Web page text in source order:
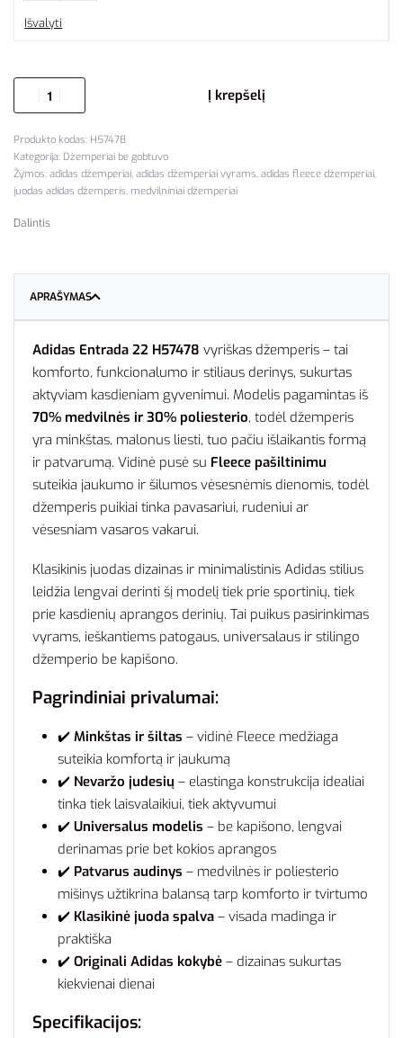
Išvalyti
Į krepšelį
H57478
Kategorija: Džemperiai be gobtuvo
Žymos: adidas džemperiai, adidas džemperiai vyrams, adidas fleece džemperiai,
juodas adidas džemperis, medvilniniai džemperiai
Dalintis
APRAŠYMAS
Adidas Entrada 22 H57478 vyriškas džemperis – tai
komforto, funkcionalumo ir stiliaus derinys, sukurtas
aktyviam kasdieniam gyvenimui. Modelis pagamintas iš
70% medvilnės ir 30% poliesterio, todėl džemperis
yra minkštas, malonus liesti, tuo pačiu išlaikantis formą
ir patvarumą. Vidinė pusė su Fleece pašiltinimu
suteikia jaukumo ir šilumos vėsesnėmis dienomis, todėl
džemperis puikiai tinka pavasariui, rudeniui ar
vėsesniam vasaros vakarui.
Klasikinis juodas dizainas ir minimalistinis Adidas stilius
leidžia lengvai derinti šį modelį tiek prie sportinių, tiek
prie kasdienių aprangos derinių. Tai puikus pasirinkimas
vyrams, ieškantiems patogaus, universalaus ir stilingo
džemperio be kapišono.
Pagrindiniai privalumai:
✔️Minkštas ir šiltas – vidinė Fleece medžiaga
suteikia komfortą ir jaukumą
✔️ Nevaržo judesių – elastinga konstrukcija idealiai
tinka tiek laisvalaikiui, tiek aktyvumui
✔️Universalus modelis – be kapišono, lengvai
derinamas prie bet kokios aprangos
✔️ Patvarus audinys – medvilnės ir poliesterio
mišinys užtikrina balansą tarp komforto ir tvirtumo
✔️ Klasikinė juoda spalva – visada madinga ir
praktiška
✔️Originali Adidas kokybė – dizainas sukurtas
kiekvienai dienai
Specifikacijos: